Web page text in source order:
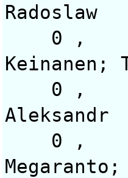
Radoslaw
0 ,
Keinanen;
0 , 0
Aleksandr
0 ,